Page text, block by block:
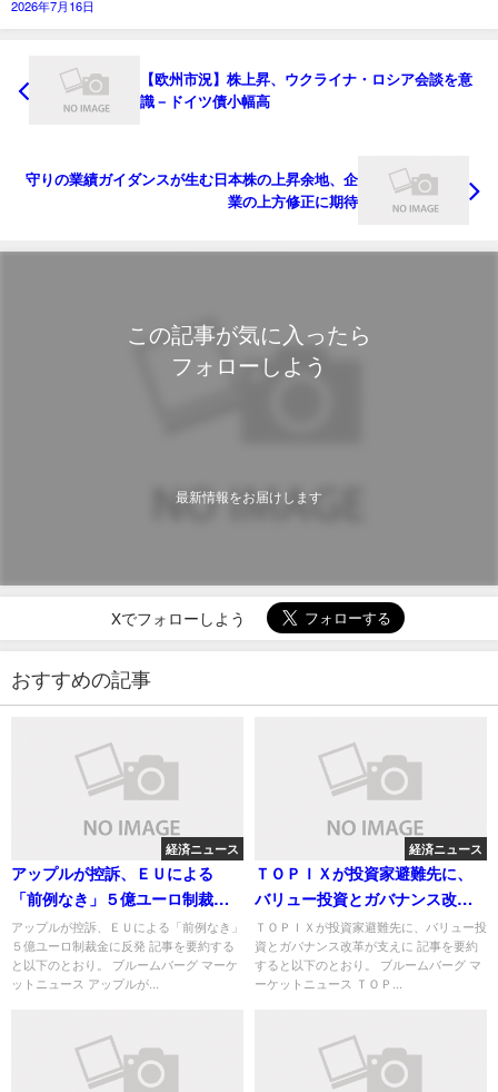
2026年7月16日
【欧州市況】株上昇、ウクライナ・ロシア会談を意
識－ドイツ債小幅高
守りの業績ガイダンスが生む日本株の上昇余地、企
業の上方修正に期待
この記事が気に入ったら
フォローしよう
最新情報をお届けします
Xでフォローしよう
おすすめの記事
経済ニュース
アップルが控訴、ＥＵによる
「前例なき」５億ユーロ制裁金
に反発
アップルが控訴、ＥＵによる「前例なき」
５億ユーロ制裁金に反発 記事を要約する
と以下のとおり。 ブルームバーグ マーケ
ットニュース アップルが...
経済ニュース
ＴＯＰＩＸが投資家避難先に、
バリュー投資とガバナンス改革
が支えに
ＴＯＰＩＸが投資家避難先に、バリュー投
資とガバナンス改革が支えに 記事を要約
すると以下のとおり。 ブルームバーグ マ
ーケットニュース ＴＯＰ...